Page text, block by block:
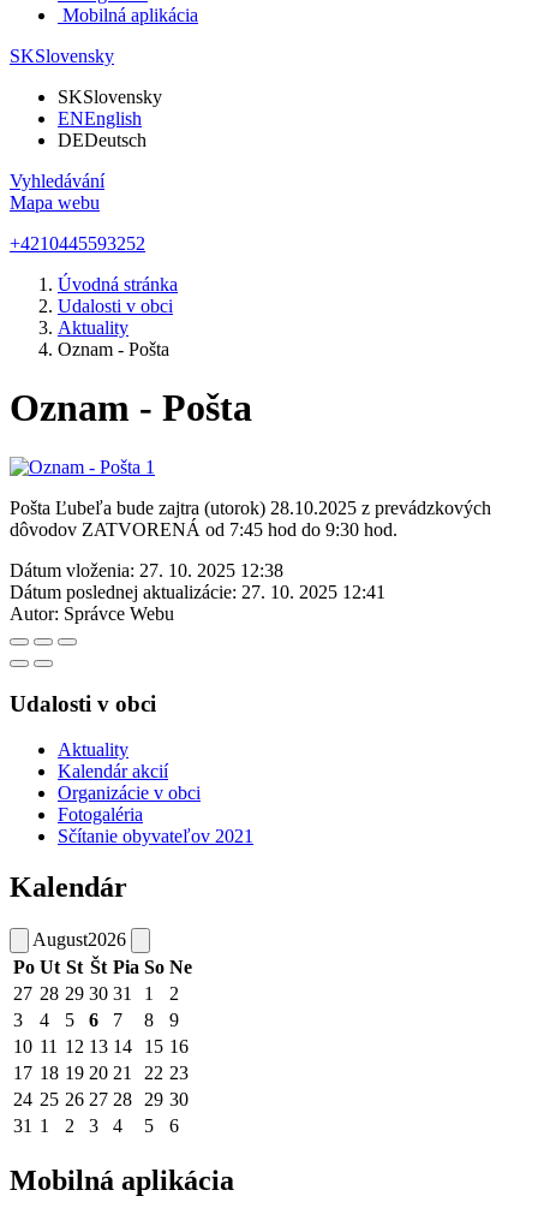
Mobilná aplikácia
SKSlovensky
SKSlovensky
ENEnglish
DEDeutsch
Vyhledávání
Mapa webu
+4210445593252
Úvodná stránka
Udalosti v obci
Aktuality
Oznam - Pošta
Oznam - Pošta
Pošta Ľubeľa bude zajtra (utorok) 28.10.2025 z prevádzkových
dôvodov ZATVORENÁ od 7:45 hod do 9:30 hod.
Dátum vloženia: 27. 10. 2025 12:38
Dátum poslednej aktualizácie: 27. 10. 2025 12:41
Autor: Správce Webu
Udalosti v obci
Aktuality
Kalendár akcií
Organizácie v obci
Fotogaléria
Sčítanie obyvateľov 2021
Kalendár
August2026
Po Ut St Št Pia So Ne
27 28 29 30 31 1
2
3
4 5 6 7 8
9
10 11 12 13 14 15 16
17 18 19 20 21 22 23
24 25 26 27 28 29 30
31 1 2 3 4 5 6
Mobilná aplikácia